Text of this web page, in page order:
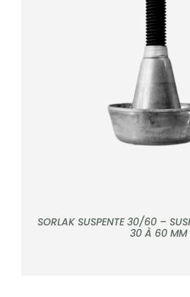
DÉTAILS
SORLAK SUSPENTE 30/60 –
30 À 60 MM